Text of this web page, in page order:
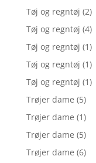
Tøj og regntøj (2)
Tøj og regntøj (4)
Tøj og regntøj (1)
Tøj og regntøj (1)
Tøj og regntøj (1)
Trøjer dame (5)
Trøjer dame (1)
Trøjer dame (5)
Trøjer dame (6)